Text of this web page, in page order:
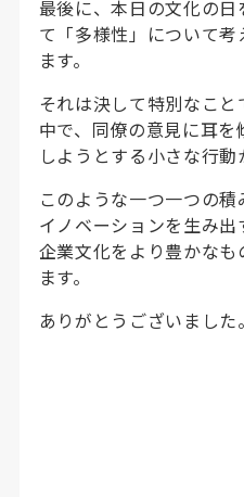
最後に、本日の文化の
て「多様性」について
ます。
それは決して特別なこ
中で、同僚の意見に耳
しようとする小さな行動
このような一つ一つの
イノベーションを生み
企業文化をより豊かな
ます。
ありがとうございました。